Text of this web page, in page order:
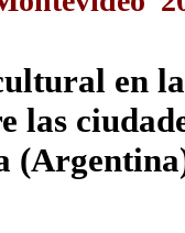
en
las